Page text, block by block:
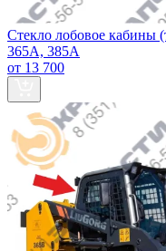
Стекло лобовое кабины
365А, 385А
от 13 700